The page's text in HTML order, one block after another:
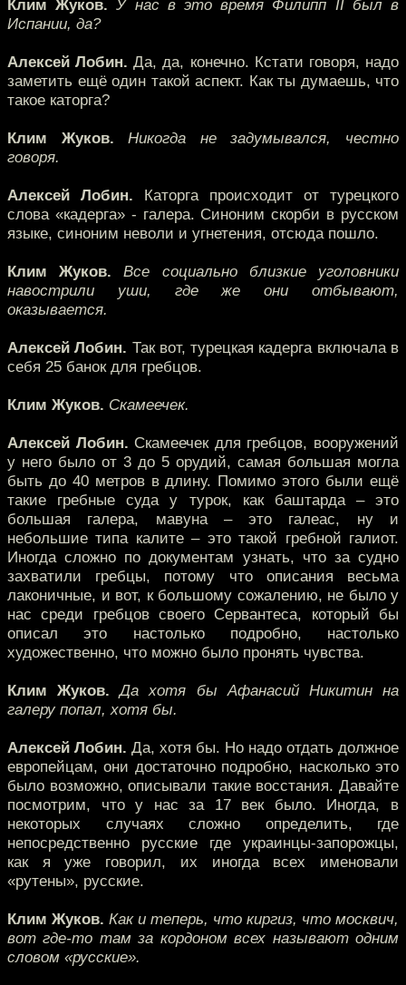
Клим Жуков. У нас в это время Филипп II был в
Испании, да?
Алексей Лобин. Да, да, конечно. Кстати говоря, надо
заметить ещё один такой аспект. Как ты думаешь, что
такое каторга?
Клим Жуков. Никогда не задумывался, честно
говоря.
Алексей Лобин. Каторга происходит от турецкого
слова «кадерга» - галера. Синоним скорби в русском
языке, синоним неволи и угнетения, отсюда пошло.
Клим Жуков. Все социально близкие уголовники
навострили уши, где же они отбывают,
оказывается.
Алексей Лобин. Так вот, турецкая кадерга включала в
себя 25 банок для гребцов.
Клим Жуков. Скамеечек.
Алексей Лобин. Скамеечек для гребцов, вооружений
у него было от 3 до 5 орудий, самая большая могла
быть до 40 метров в длину. Помимо этого были ещё
такие гребные суда у турок, как баштарда – это
большая галера, мавуна – это галеас, ну и
небольшие типа калите – это такой гребной галиот.
Иногда сложно по документам узнать, что за судно
захватили гребцы, потому что описания весьма
лаконичные, и вот, к большому сожалению, не было у
нас среди гребцов своего Сервантеса, который бы
описал это настолько подробно, настолько
художественно, что можно было пронять чувства.
Клим Жуков. Да хотя бы Афанасий Никитин на
галеру попал, хотя бы.
Алексей Лобин. Да, хотя бы. Но надо отдать должное
европейцам, они достаточно подробно, насколько это
было возможно, описывали такие восстания. Давайте
посмотрим, что у нас за 17 век было. Иногда, в
некоторых случаях сложно определить, где
непосредственно русские где украинцы-запорожцы,
как я уже говорил, их иногда всех именовали
«рутены», русские.
Клим Жуков. Как и теперь, что киргиз, что москвич,
вот где-то там за кордоном всех называют одним
словом «русские».